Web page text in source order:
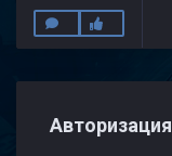
Авторизация